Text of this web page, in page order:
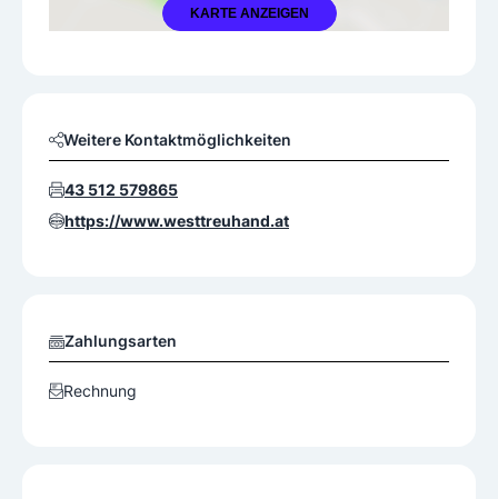
KARTE ANZEIGEN
Weitere Kontaktmöglichkeiten
43 512 579865
https://www.westtreuhand.at
Zahlungsarten
Rechnung